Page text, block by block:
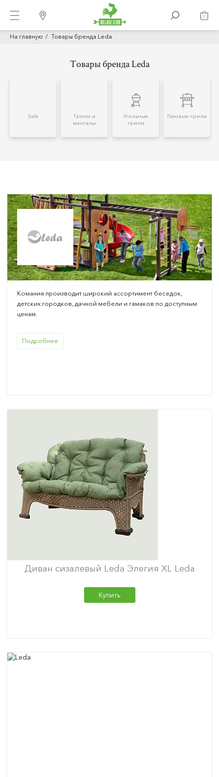
0
На главную Товары бренда Leda
Товары бренда Leda
Sale
Грили и
мангалы
Угольные
грили
Газовые грили
Комания производит широкий ассортимент беседок,
детских городков, дачной мебели и гамаков по доступным
ценам.
Подробнее
Диван сизалевый Leda Элегия XL Leda
Купить